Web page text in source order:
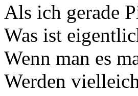
Als ich gerade
Was ist
Wenn man es
Werden